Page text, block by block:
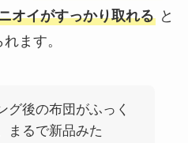
オイがすっかり取れると
ます。
グ後の布団がふっく
まるで新品みた